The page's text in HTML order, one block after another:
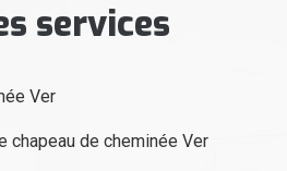
services
Ver
chapeau de cheminée Ver